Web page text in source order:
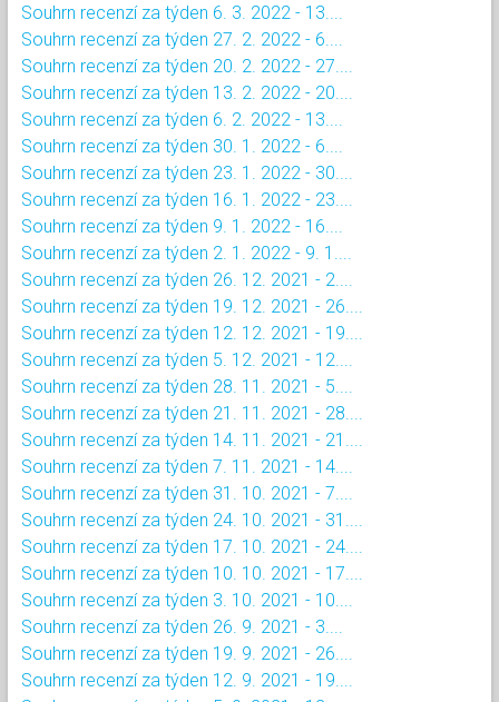
Souhrn recenzí za týden 6. 3. 2022 - 13....
Souhrn recenzí za týden 27. 2. 2022 - 6....
Souhrn recenzí za týden 20. 2. 2022 - 27....
Souhrn recenzí za týden 13. 2. 2022 - 20....
Souhrn recenzí za týden 6. 2. 2022 - 13....
Souhrn recenzí za týden 30. 1. 2022 - 6....
Souhrn recenzí za týden 23. 1. 2022 - 30....
Souhrn recenzí za týden 16. 1. 2022 - 23....
Souhrn recenzí za týden 9. 1. 2022 - 16....
Souhrn recenzí za týden 2. 1. 2022 - 9. 1....
Souhrn recenzí za týden 26. 12. 2021 - 2....
Souhrn recenzí za týden 19. 12. 2021 - 26....
Souhrn recenzí za týden 12. 12. 2021 - 19....
Souhrn recenzí za týden 5. 12. 2021 - 12....
Souhrn recenzí za týden 28. 11. 2021 - 5....
Souhrn recenzí za týden 21. 11. 2021 - 28....
Souhrn recenzí za týden 14. 11. 2021 - 21....
Souhrn recenzí za týden 7. 11. 2021 - 14....
Souhrn recenzí za týden 31. 10. 2021 - 7....
Souhrn recenzí za týden 24. 10. 2021 - 31....
Souhrn recenzí za týden 17. 10. 2021 - 24....
Souhrn recenzí za týden 10. 10. 2021 - 17....
Souhrn recenzí za týden 3. 10. 2021 - 10....
Souhrn recenzí za týden 26. 9. 2021 - 3....
Souhrn recenzí za týden 19. 9. 2021 - 26....
Souhrn recenzí za týden 12. 9. 2021 - 19....